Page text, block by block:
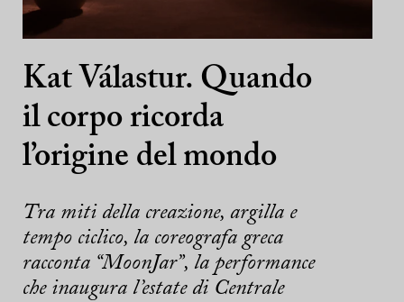
Kat Válastur. Quando
il corpo ricorda
l’origine del mondo
Tra miti della creazione, argilla e
tempo ciclico, la coreografa greca
racconta “MoonJar”, la performance
che inaugura l’estate di Centrale